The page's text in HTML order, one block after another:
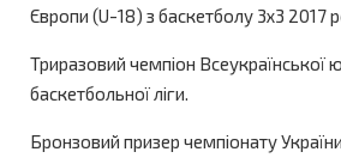
Європи (U-18) з баскетболу 3х3 2017
Триразовий чемпіон Всеукраїнської
баскетбольної ліги.
Бронзовий призер чемпіонату